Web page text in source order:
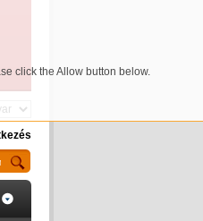
click the Allow button below.